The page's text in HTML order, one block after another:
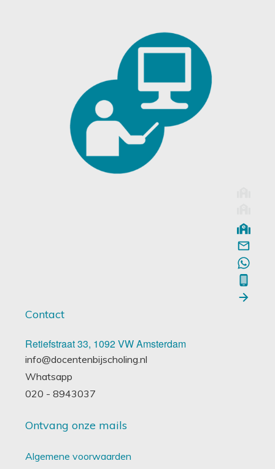
Contact
Retiefstraat 33, 1092 VW Amsterdam
info@docentenbijscholing.nl
Whatsapp
020 - 8943037
Ontvang onze mails
Algemene voorwaarden